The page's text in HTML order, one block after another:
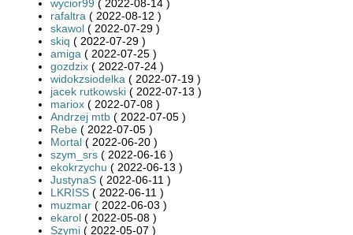
wycior99 ( 2022-08-14 )
rafaltra ( 2022-08-12 )
skawol ( 2022-07-29 )
skiq ( 2022-07-29 )
amiga ( 2022-07-25 )
gozdzix ( 2022-07-24 )
widokzsiodelka ( 2022-07-19 )
jacek rutkowski ( 2022-07-13 )
mariox ( 2022-07-08 )
Andrzej mtb ( 2022-07-05 )
Rebe ( 2022-07-05 )
Mortal ( 2022-06-20 )
szym_srs ( 2022-06-16 )
ekokrzychu ( 2022-06-13 )
JustynaS ( 2022-06-11 )
LKRISS ( 2022-06-11 )
muzmar ( 2022-06-03 )
ekarol ( 2022-05-08 )
Szymi ( 2022-05-07 )